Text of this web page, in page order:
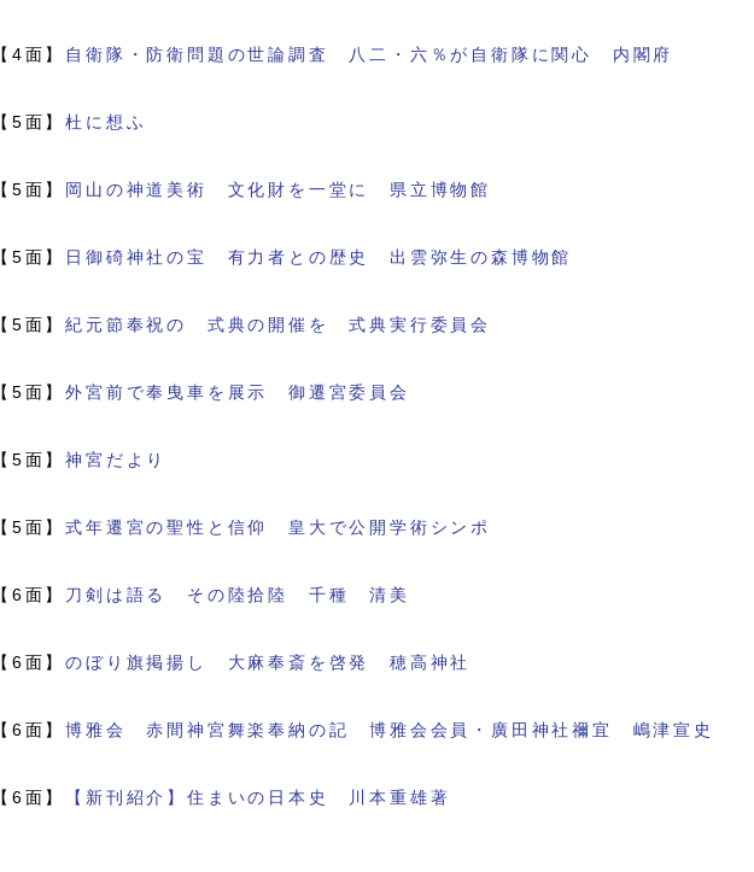
【4面】 自衛隊・防衛問題の世論調査 八二・六％が自衛隊に関心 内閣府
【5面】杜に想ふ
【5面】 岡山の神道美術 文化財を一堂に 県立博物館
【5面】 日御碕神社の宝 有力者との歴史 出雲弥生の森博物館
【5面】紀元節奉祝の 式典の開催を 式典実行委員会
【5面】外宮前で奉曳車を展示 御遷宮委員会
【5面】神宮だより
【5面】式年遷宮の聖性と信仰 皇大で公開学術シンポ
【6面】 刀剣は語る その陸拾陸 千種 清美
【6面】のぼり旗掲揚し 大麻奉斎を啓発 穂高神社
【6面】博雅会 赤間神宮舞楽奉納の記 博雅会会員・廣田神社禰宜 嶋津宣史
【6面】 【新刊紹介】住まいの日本史 川本重雄著